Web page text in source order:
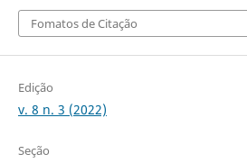
Fomatos de Citação
Edição
v. 8 n. 3 (2022)
Seção